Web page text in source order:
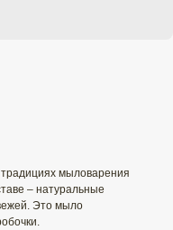
мыловарения
– натуральные
Это мыло